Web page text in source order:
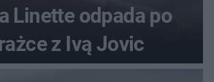
Linette odpada po
z Ivą Jovic